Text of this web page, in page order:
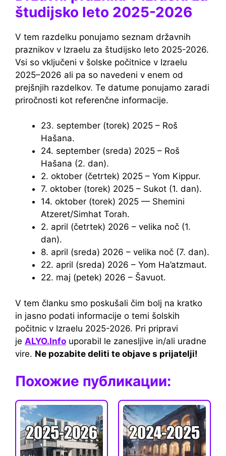
študijsko leto 2025-2026
V tem razdelku ponujamo seznam državnih
praznikov v Izraelu za študijsko leto 2025-2026.
Vsi so vključeni v šolske počitnice v Izraelu
2025–2026 ali pa so navedeni v enem od
prejšnjih razdelkov. Te datume ponujamo zaradi
priročnosti kot referenčne informacije.
23. september (torek) 2025 – Roš
Hašana.
24. september (sreda) 2025 – Roš
Hašana (2. dan).
2. oktober (četrtek) 2025 – Yom Kippur.
7. oktober (torek) 2025 – Sukot (1. dan).
14. oktober (torek) 2025 — Shemini
Atzeret/Simhat Torah.
2. april (četrtek) 2026 – velika noč (1.
dan).
8. april (sreda) 2026 – velika noč (7. dan).
22. april (sreda) 2026 – Yom Ha’atzmaut.
22. maj (petek) 2026 – Šavuot.
V tem članku smo poskušali čim bolj na kratko
in jasno podati informacije o temi šolskih
počitnic v Izraelu 2025-2026. Pri pripravi
je ALYO.Info uporabil le zanesljive in/ali uradne
vire. Ne pozabite deliti te objave s prijatelji!
Похожие публикации: